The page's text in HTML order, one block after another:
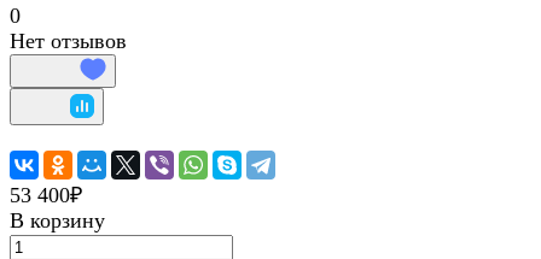
0
Нет отзывов
53 400₽
В корзину